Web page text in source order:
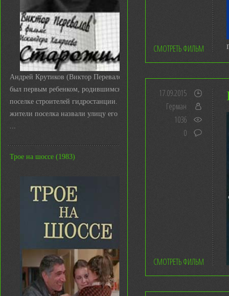
Андрей Крутиков (Виктор Перевалов)
был первым ребенком, родившимся в
поселке строителей гидростанции. И
жители поселка назвали улицу его име
...
Трое на шоссе (1983)
СМОТРЕТЬ ФИЛЬМ
17.09.2015
Герман
1036
0
СМОТРЕТЬ ФИЛЬМ